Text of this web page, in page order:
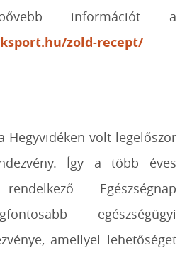
információt a
zold-recept/
Hegyvidéken volt legelőször
Így a több éves
Egészségnap
egészségügyi
amellyel lehetőséget